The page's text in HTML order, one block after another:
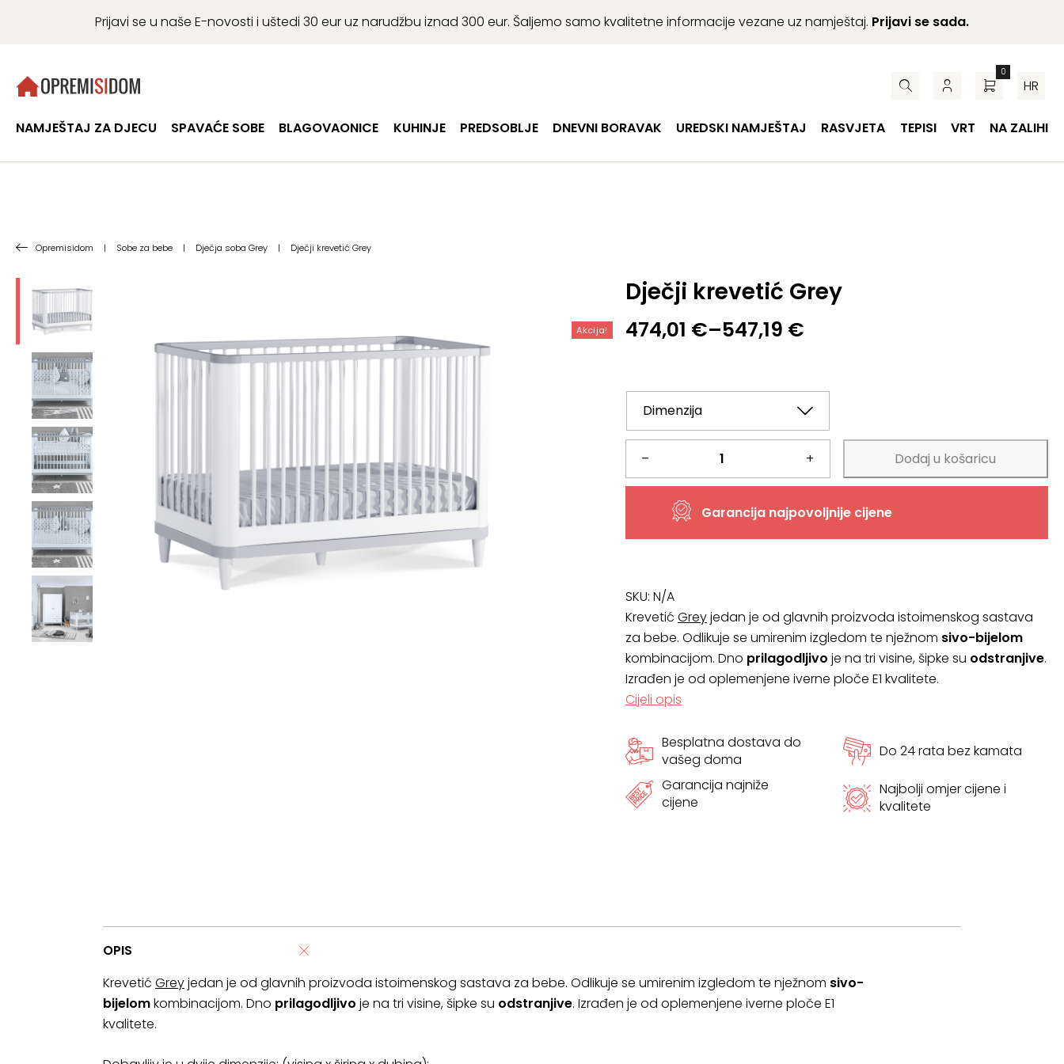
Prijavi se u naše E-novosti i uštedi 30 eur uz narudžbu iznad 300 eur. Šaljemo samo kvalitetne informacije vezane uz namještaj. Prijavi se sada.
0
HR
NAMJEŠTAJ ZA DJECU SPAVAĆE SOBE BLAGOVAONICE KUHINJE PREDSOBLJE DNEVNI BORAVAK UREDSKI NAMJEŠTAJ RASVJETA TEPISI VRT NA ZALIHI
Opremisidom | Sobe za bebe | Dječja soba Grey | Dječji krevetić Grey
Dječji krevetić Grey
Akcija! 474,01 €–547,19 €
Raspon
474,01 €
do
547,19 €
–
Dječji
krevetić
+ Dodaj u košaricu
Garancija najpovoljnije cijene
SKU: N/A
Krevetić Greyjedan je od glavnih proizvoda istoimenskog sastava
za bebe. Odlikuje se umirenim izgledom te nježnom sivo-bijelom
kombinacijom. Dno prilagodljivo je na tri visine, šipke su odstranjive.
Izrađen je od oplemenjene iverne ploče E1 kvalitete.
Cijeli opis
Besplatna dostava do
vašeg doma
Do 24 rata bez kamata
Garancija najniže
cijene
Najbolji omjer cijene i
kvalitete
OPIS
Krevetić Greyjedan je od glavnih proizvoda istoimenskog sastava za bebe. Odlikuje se umirenim izgledom te nježnom sivo-
bijelomkombinacijom. Dno prilagodljivo je na tri visine, šipke su odstranjive. Izrađen je od oplemenjene iverne ploče E1
kvalitete.